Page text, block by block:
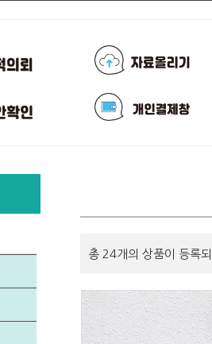
총 24개의 상품이 등록